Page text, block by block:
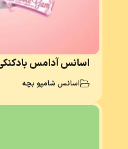
اسانس آدامس
اسانس شامپو بچه